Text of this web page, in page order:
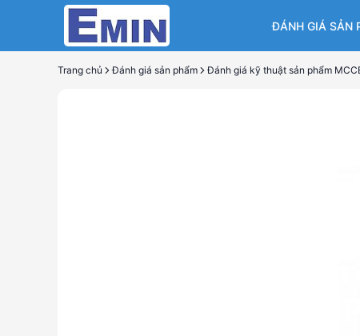
ĐÁNH GIÁ SẢN
Trang chủ Đánh giá sản phẩm